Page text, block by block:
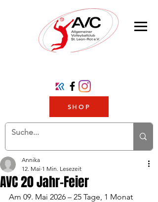
SHOP
AVC 20 Jahr-Feier
Annika
12. Mai 1 Min. Lesezeit
Am 09. Mai 2026 – 25 Tage, 1 Monat